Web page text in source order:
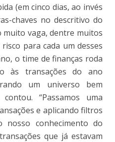
(em cinco dias, ao invés
chaves no descritivo do
muito vaga, dentre muitos
para cada um desses
o time de finanças roda
às transações do ano
um universo bem
“Passamos uma
e aplicando filtros
nosso conhecimento do
que já estavam